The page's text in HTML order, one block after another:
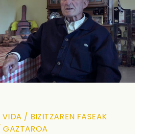
VIDA / BIZITZAREN FASEAK